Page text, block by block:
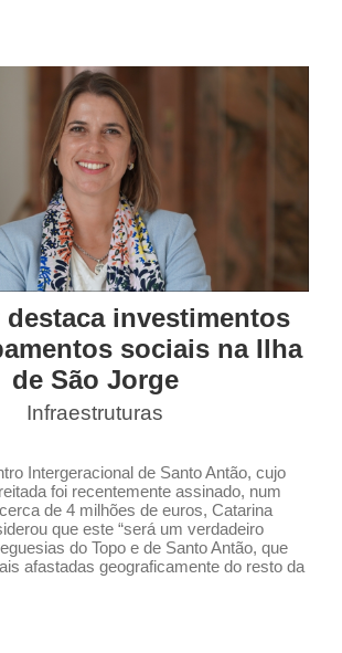
destaca investimentos
sociais na Ilha
de São Jorge
Infraestruturas
Intergeracional de Santo Antão, cujo
foi recentemente assinado, num
de 4 milhões de euros, Catarina
que este “será um verdadeiro
do Topo e de Santo Antão, que
afastadas geograficamente do resto da